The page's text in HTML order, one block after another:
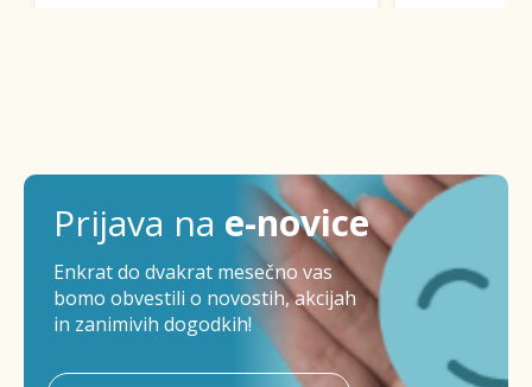
Prijava na e-novice
Enkrat do dvakrat mesečno vas
bomo obvestili o novostih, akcijah
in zanimivih dogodkih!